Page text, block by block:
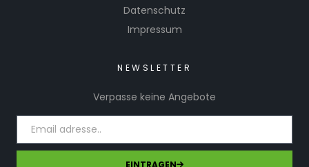
Datenschutz
Impressum
NEWSLETTER
Verpasse keine Angebote
EINTRAGEN